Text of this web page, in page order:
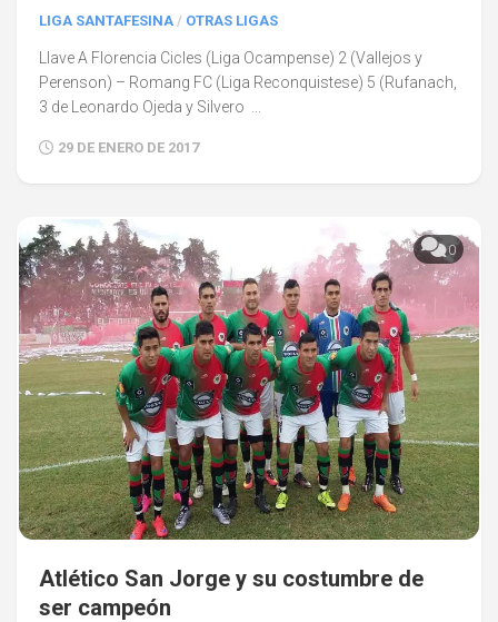
LIGA SANTAFESINA / OTRAS LIGAS
Llave A Florencia Cicles (Liga Ocampense) 2 (Vallejos y
Perenson) – Romang FC (Liga Reconquistese) 5 (Rufanach,
3 de Leonardo Ojeda y Silvero ...
29 DE ENERO DE 2017
0
Atlético San Jorge y su costumbre de
ser campeón